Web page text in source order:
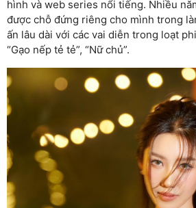
hình và web series nổi tiếng. Nhiều
được chỗ đứng riêng cho mình trong
ấn lâu dài với các vai diễn trong loạt
“Gạo nếp tẻ tẻ”, “Nữ chủ”.